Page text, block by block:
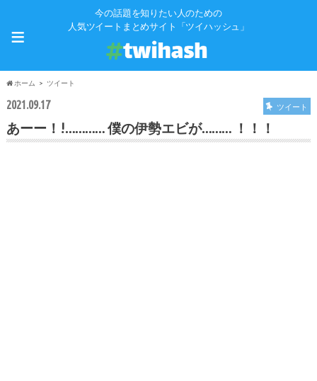
今の話題を知りたい人のための
人気ツイートまとめサイト「ツイハッシュ」
≡
ホーム ツイート
2021.09.17 ツイート
あーー！!………… 僕の伊勢エビが……… ！！！